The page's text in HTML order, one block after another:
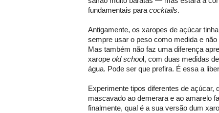
fundamentais paracocktails.
Antigamente, os xaropes de açúcar
sempre usar o peso como medida e
Mas também não faz uma diferença
xarope old schoo l, com duas medidas
água. Pode ser que prefira. É essa a
Experimente tipos diferentes de açúcar,
mascavado ao demerara e ao amarelo
finalmente, qual é a sua versão dum